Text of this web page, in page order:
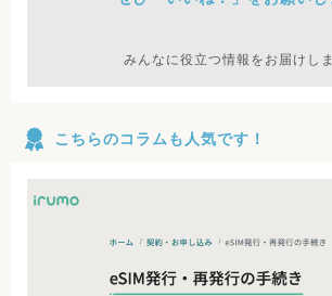
みんなに役立つ情報をお届けしま
こちらのコラムも人気です！